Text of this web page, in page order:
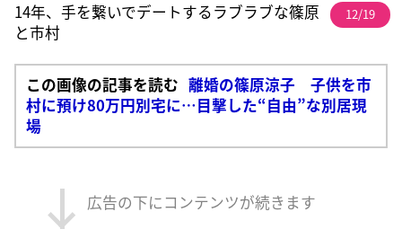
14年、手を繋いでデートするラブラブな篠原
と市村
12/19
この画像の記事を読む 離婚の篠原涼子 子供を市
村に預け80万円別宅に…目撃した“自由”な別居現
場
広告の下にコンテンツが続きます